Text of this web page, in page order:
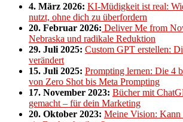
4. März 2026: KI-Müdigkeit ist real:
nutzt, ohne dich zu überfordern
20. Februar 2026: Deliver Me from
Nebraska und radikale Reduktion
29. Juli 2025: Custom GPT erstellen:
verändert
15. Juli 2025: Prompting lernen: Die 4
von Zero Shot bis Meta Prompting
17. November 2023: Bücher mit
gemacht – für dein Marketing
20. Oktober 2023: Meine Vision: Kann